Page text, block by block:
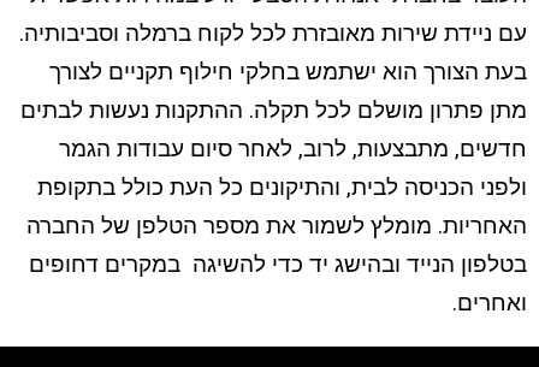
עם ניידת שירות מאובזרת לכל לקוח ברמלה וסביבותיה.
בעת הצורך הוא ישתמש בחלקי חילוף תקניים לצורך
מתן פתרון מושלם לכל תקלה. ההתקנות נעשות לבתים
חדשים, מתבצעות, לרוב, לאחר סיום עבודות הגמר
ולפני הכניסה לבית, והתיקונים כל העת כולל בתקופת
האחריות. מומלץ לשמור את מספר הטלפן של החברה
בטלפון הנייד ובהישג יד כדי להשיגה במקרים דחופים
ואחרים.